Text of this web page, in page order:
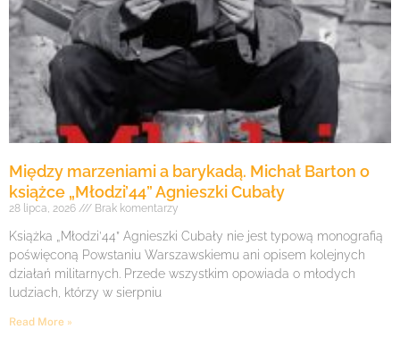
Między marzeniami a barykadą. Michał Barton o
książce „Młodzi’44” Agnieszki Cubały
28 lipca, 2026 Brak komentarzy
Książka „Młodzi’44” Agnieszki Cubały nie jest typową monografią
poświęconą Powstaniu Warszawskiemu ani opisem kolejnych
działań militarnych. Przede wszystkim opowiada o młodych
ludziach, którzy w sierpniu
Read More »